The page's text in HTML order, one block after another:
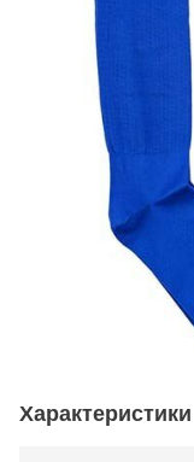
Характеристики